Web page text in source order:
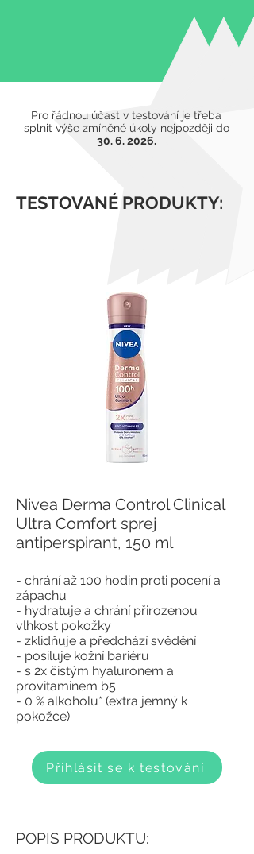
Pro řádnou účast v testování je třeba
splnit výše zmíněné úkoly nejpozději do
30. 6. 2026.
TESTOVANÉ PRODUKTY:
Nivea Derma Control Clinical
Ultra Comfort sprej
antiperspirant, 150 ml
- chrání až 100 hodin proti pocení a
zápachu
- hydratuje a chrání přirozenou
vlhkost pokožky
- zklidňuje a předchází svědění
- posiluje kožní bariéru
- s 2x čistým hyaluronem a
provitaminem b5
- 0 % alkoholu* (extra jemný k
pokožce)
Přihlásit se k testování
POPIS PRODUKTU: